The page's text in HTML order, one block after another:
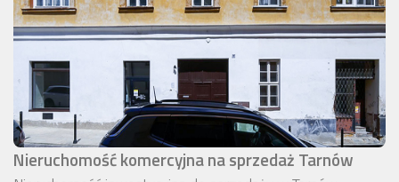
Nieruchomość komercyjna na sprzedaż Tarnów